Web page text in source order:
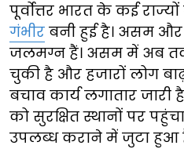
पूर्वोत्तर भारत के कई
गंभीर बनी हुई है। असम
जलमग्न हैं। असम में अब
चुकी है और हजारों लोग
बचाव कार्य लगातार जारी
को सुरक्षित स्थानों पर
उपलब्ध कराने में जुटा हुआ